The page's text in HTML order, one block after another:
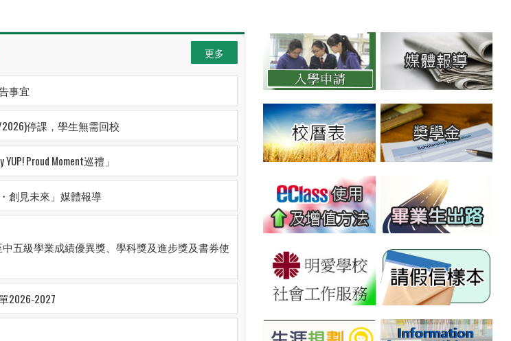
更多
事宜
停課，學生無需回校
Proud Moment巡禮」
創見未來」媒體報導
五級學業成績優異獎、學科獎及進步獎及書券使
2026-2027